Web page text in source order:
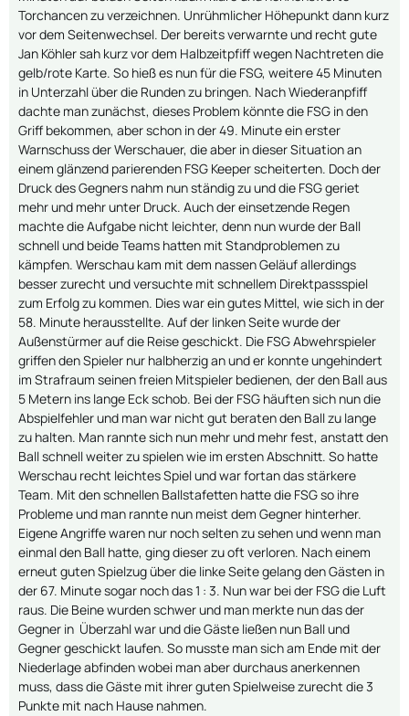
Torchancen zu verzeichnen. Unrühmlicher Höhepunkt dann kurz
vor dem Seitenwechsel. Der bereits verwarnte und recht gute
Jan Köhler sah kurz vor dem Halbzeitpfiff wegen Nachtreten die
gelb/rote Karte. So hieß es nun für die FSG, weitere 45 Minuten
in Unterzahl über die Runden zu bringen. Nach Wiederanpfiff
dachte man zunächst, dieses Problem könnte die FSG in den
Griff bekommen, aber schon in der 49. Minute ein erster
Warnschuss der Werschauer, die aber in dieser Situation an
einem glänzend parierenden FSG Keeper scheiterten. Doch der
Druck des Gegners nahm nun ständig zu und die FSG geriet
mehr und mehr unter Druck. Auch der einsetzende Regen
machte die Aufgabe nicht leichter, denn nun wurde der Ball
schnell und beide Teams hatten mit Standproblemen zu
kämpfen. Werschau kam mit dem nassen Geläuf allerdings
besser zurecht und versuchte mit schnellem Direktpassspiel
zum Erfolg zu kommen. Dies war ein gutes Mittel, wie sich in der
58. Minute herausstellte. Auf der linken Seite wurde der
Außenstürmer auf die Reise geschickt. Die FSG Abwehrspieler
griffen den Spieler nur halbherzig an und er konnte ungehindert
im Strafraum seinen freien Mitspieler bedienen, der den Ball aus
5 Metern ins lange Eck schob. Bei der FSG häuften sich nun die
Abspielfehler und man war nicht gut beraten den Ball zu lange
zu halten. Man rannte sich nun mehr und mehr fest, anstatt den
Ball schnell weiter zu spielen wie im ersten Abschnitt. So hatte
Werschau recht leichtes Spiel und war fortan das stärkere
Team. Mit den schnellen Ballstafetten hatte die FSG so ihre
Probleme und man rannte nun meist dem Gegner hinterher.
Eigene Angriffe waren nur noch selten zu sehen und wenn man
einmal den Ball hatte, ging dieser zu oft verloren. Nach einem
erneut guten Spielzug über die linke Seite gelang den Gästen in
der 67. Minute sogar noch das 1 : 3. Nun war bei der FSG die Luft
raus. Die Beine wurden schwer und man merkte nun das der
Gegner in Überzahl war und die Gäste ließen nun Ball und
Gegner geschickt laufen. So musste man sich am Ende mit der
Niederlage abfinden wobei man aber durchaus anerkennen
muss, dass die Gäste mit ihrer guten Spielweise zurecht die 3
Punkte mit nach Hause nahmen.